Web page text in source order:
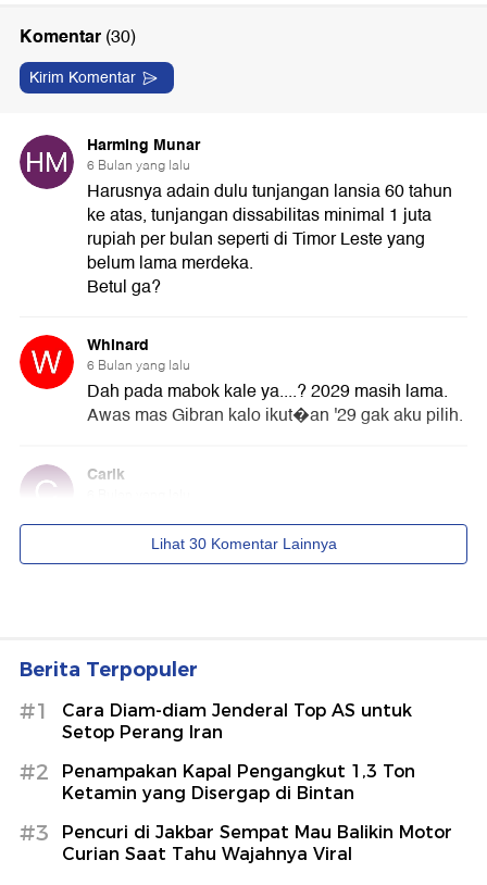
Berita Terpopuler
#1
Cara Diam-diam Jenderal Top AS untuk
Setop Perang Iran
#2
Penampakan Kapal Pengangkut 1,3 Ton
Ketamin yang Disergap di Bintan
#3
Pencuri di Jakbar Sempat Mau Balikin Motor
Curian Saat Tahu Wajahnya Viral